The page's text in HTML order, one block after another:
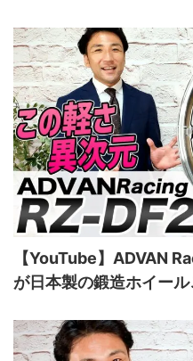
【YouTube】ADVAN
が日本製の鍛造ホイール